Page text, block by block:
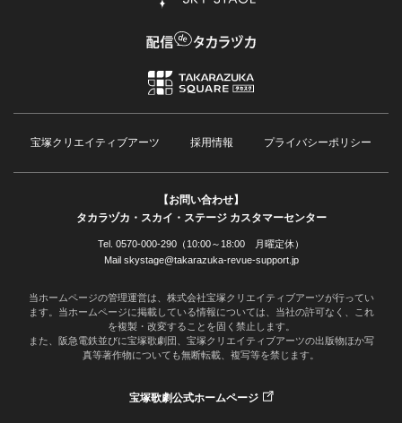
宝塚クリエイティブアーツ 採用情報 プライバシーポリシー
【お問い合わせ】
タカラヅカ・スカイ・ステージ カスタマーセンター
Tel. 0570-000-290（10:00～18:00 月曜定休）
Mail skystage@takarazuka-revue-support.jp
当ホームページの管理運営は、株式会社宝塚クリエイティブアーツが行ってい
ます。当ホームページに掲載している情報については、当社の許可なく、これ
を複製・改変することを固く禁止します。
また、阪急電鉄並びに宝塚歌劇団、宝塚クリエイティブアーツの出版物ほか写
真等著作物についても無断転載、複写等を禁じます。
宝塚歌劇公式ホームページ